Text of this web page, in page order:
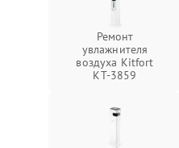
Ремонт
увлажнителя
воздуха Kitfort
КТ-3859